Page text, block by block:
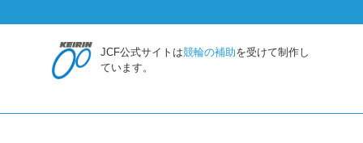
JCF公式サイトは競輪の補助を受けて制作し
ています。